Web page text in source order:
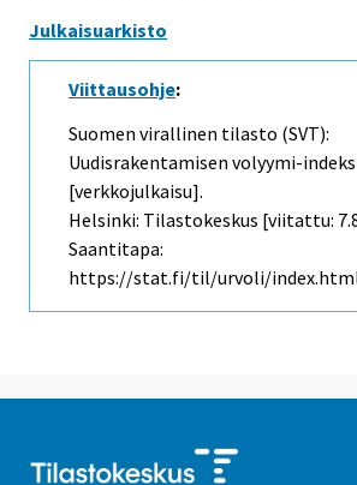
Julkaisuarkisto
Viittausohje:
Suomen virallinen tilasto (SVT):
Uudisrakentamisen volyymi-
[verkkojulkaisu].
Helsinki: Tilastokeskus [viitattu:
Saantitapa:
https://stat.fi/til/urvoli/